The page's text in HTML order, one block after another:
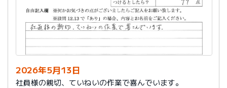
2026年5月13日
社員様の親切、ていねいの作業で喜んでいます。